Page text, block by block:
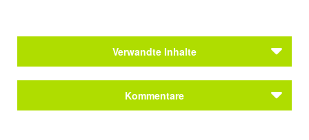
Verwandte Inhalte
Das Ende des Münchner Schriftstellerinnen-
Vereins
Kommentare